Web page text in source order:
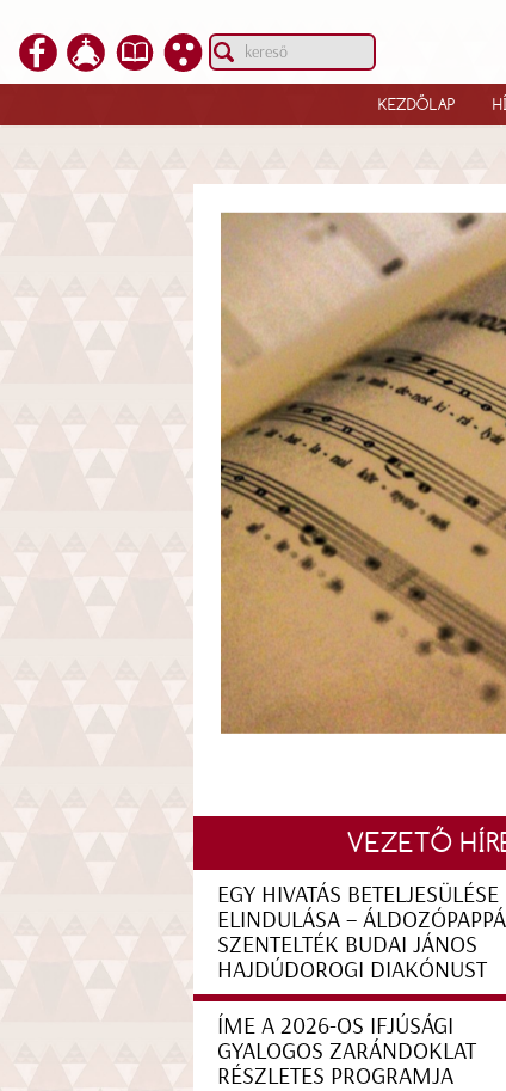
KEZDŐLAP
VEZETŐ
EGY HIVATÁS BETELJESÜLÉSE
ELINDULÁSA – ÁLDOZÓPAPPÁ
SZENTELTÉK BUDAI JÁNOS
HAJDÚDOROGI DIAKÓNUST
ÍME A 2026-OS IFJÚSÁGI
GYALOGOS ZARÁNDOKLAT
RÉSZLETES PROGRAMJA